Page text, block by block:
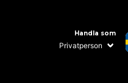
Handla som